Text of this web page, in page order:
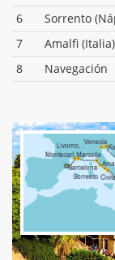
6
Sorrento
7
Amalfi (Italia)
8
Navegación